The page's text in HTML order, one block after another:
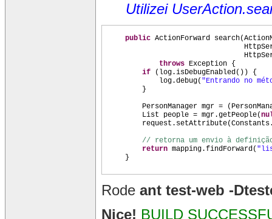
Utilizei
public ActionForward search(
throws Exception {
if
( log.isDebugEnabled()) {
log.debug( "Entrando no
}
PersonManager mgr =
(
List people = mgr.getPeople(
request.setAttribute(
// retorna um envio à
return mapping.findForward(
}
Rode ant test-web -
Nice! BUILD